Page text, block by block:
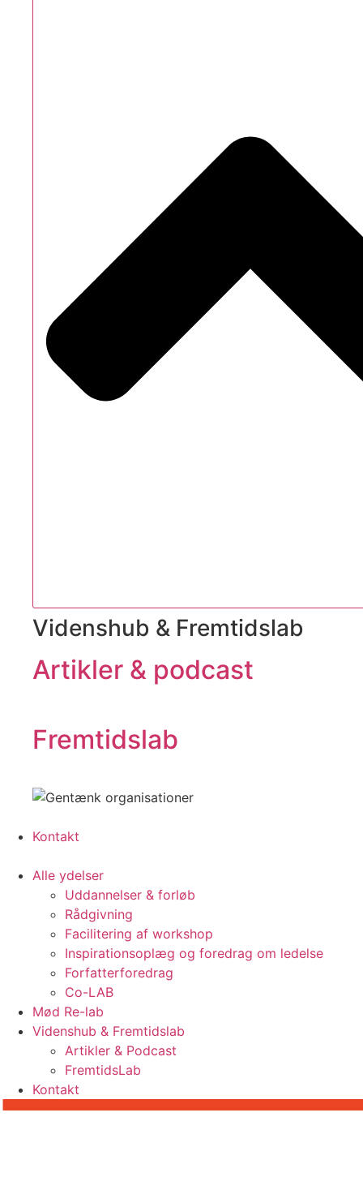
Videnshub & Fremtidslab
Artikler & podcast
Fremtidslab
Kontakt
Alle ydelser
Uddannelser & forløb
Rådgivning
Facilitering af workshop
Inspirationsoplæg og foredrag om ledelse
Forfatterforedrag
Co-LAB
Mød Re-lab
Videnshub & Fremtidslab
Artikler & Podcast
FremtidsLab
Kontakt